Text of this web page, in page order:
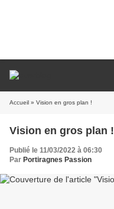
Accueil » Vision en gros plan !
Vision en gros plan !
Publié le 11/03/2022 à 06:30
Par Portiragnes Passion